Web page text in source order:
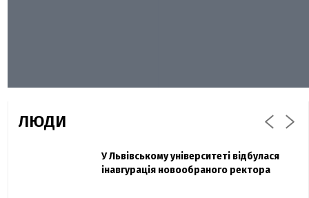
ЛЮДИ
Павло Дак
«Час не лікує, лише притуплює біль»:
Захисник "Азовсталі" Діанов вдруге
одружився та показав фото з весілля
У Львівському університеті відбулася
інавгурація новообраного ректора